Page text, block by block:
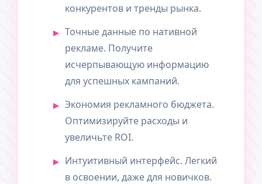
конкурентов и тренды рынка.
Точные данные по нативной
рекламе. Получите
исчерпывающую информацию
для успешных кампаний.
Экономия рекламного бюджета.
Оптимизируйте расходы и
увеличьте ROI.
Интуитивный интерфейс. Легкий
в освоении, даже для новичков.